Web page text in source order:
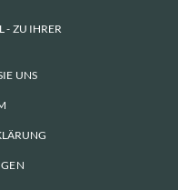
- ZU IHRER
UNS